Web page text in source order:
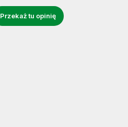
Przekaż tu opinię